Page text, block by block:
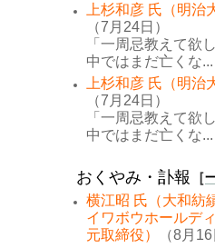
上杉和彦 氏（明治
（7月24日）
「一周忌教えて欲
中ではまだ亡くな...
上杉和彦 氏（明治
（7月24日）
「一周忌教えて欲
中ではまだ亡くな...
おくやみ・訃報 ［
横江昭 氏（大和紡
イワボウホールデ
元取締役）
（8月16